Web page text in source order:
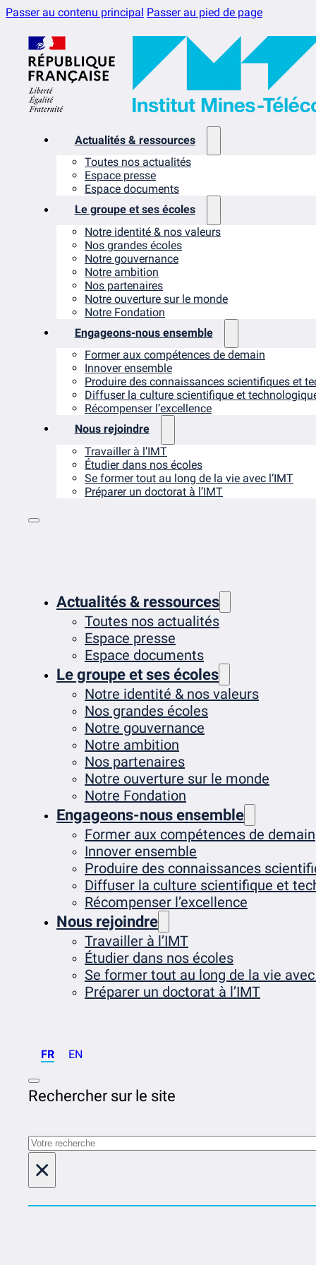
Passer au contenu principal Passer au pied de page
Actualités & ressources
Toutes nos actualités
Espace presse
Espace documents
Le groupe et ses écoles
Notre identité & nos valeurs
Nos grandes écoles
Notre gouvernance
Notre ambition
Nos partenaires
Notre ouverture sur le monde
Notre Fondation
Engageons-nous ensemble
Former aux compétences de demain
Innover ensemble
Produire des connaissances scientifiques et
Diffuser la culture scientifique et
Récompenser l’excellence
Nous rejoindre
Travailler à l’IMT
Étudier dans nos écoles
Se former tout au long de la vie avec l’IMT
Préparer un doctorat à l’IMT
Actualités & ressources
Toutes nos actualités
Espace presse
Espace documents
Le groupe et ses écoles
Notre identité & nos valeurs
Nos grandes écoles
Notre gouvernance
Notre ambition
Nos partenaires
Notre ouverture sur le monde
Notre Fondation
Engageons-nous ensemble
Former aux compétences de demain
Innover ensemble
Produire des connaissances
Diffuser la culture scientifique et
Récompenser l’excellence
Nous rejoindre
Travailler à l’IMT
Étudier dans nos écoles
Se former tout au long de la vie avec
Préparer un doctorat à l’IMT
FR EN
Rechercher sur le site
Rechercher
×